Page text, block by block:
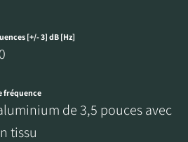
[+/- 3] dB [Hz]
fréquence
de 3,5 pouces avec
tissu